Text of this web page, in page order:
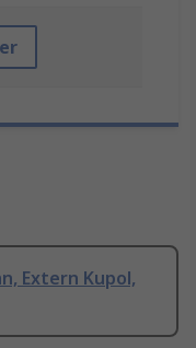
Extern Kupol,